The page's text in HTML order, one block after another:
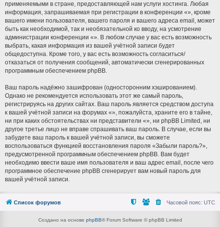
применяемыми в стране, предоставляющей нам услуги хостинга. Любая
информация, запрашиваемая при регистрации в конференции «», кроме
вашего имени пользователя, вашего пароля и вашего адреса email, может
быть как необходимой, так и необязательной ко вводу, на усмотрение
администрации конференции «». В любом случае у вас есть возможность
выбрать, какая информация из вашей учётной записи будет
общедоступна. Кроме того, у вас есть возможность согласиться/
отказаться от получения сообщений, автоматически сгенерированных
программным обеспечением phpBB.
Ваш пароль надёжно зашифрован (односторонним хэшированием).
Однако не рекомендуется использовать этот же самый пароль,
регистрируясь на других сайтах. Ваш пароль является средством доступа
к вашей учётной записи на форумах «», пожалуйста, храните его в тайне,
ни при каких обстоятельствах ни представители «», ни phpBB Limited, ни
другое третье лицо не вправе спрашивать ваш пароль. В случае, если вы
забудете ваш пароль к вашей учётной записи, вы сможете
воспользоваться функцией восстановления пароля «Забыли пароль?»,
предусмотренной программным обеспечением phpBB. Вам будет
необходимо ввести ваше имя пользователя и ваш адрес email, после чего
программное обеспечение phpBB сгенерирует вам новый пароль для
вашей учётной записи.
Список форумов Часовой пояс: UTC
Создано на основе phpBB® Forum Software © phpBB Limited